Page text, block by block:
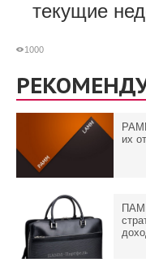
текущие
1000
их